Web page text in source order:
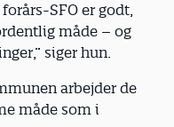
SFO er godt,
måde – og
siger hun.
arbejder de
måde som i